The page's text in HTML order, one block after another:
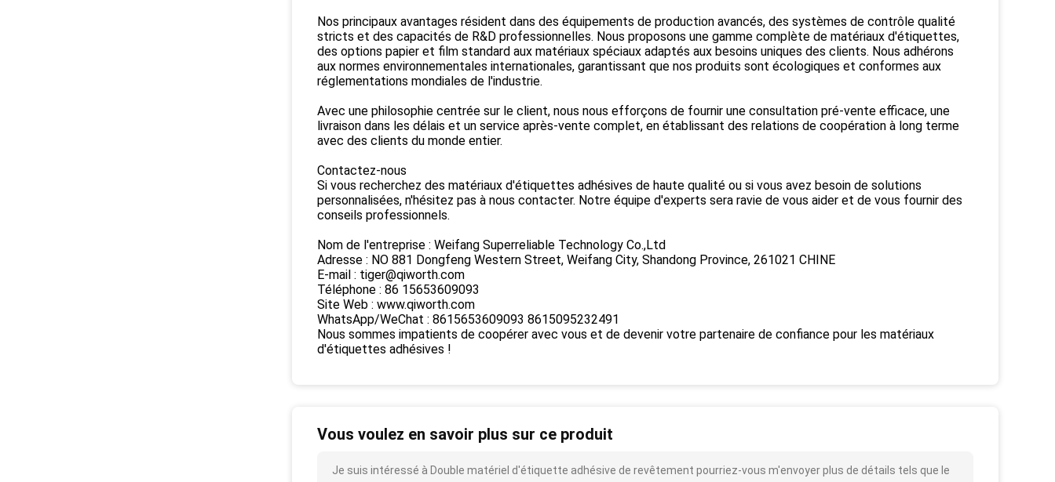
Nos principaux avantages résident dans des équipements de production avancés, des systèmes de contrôle qualité
stricts et des capacités de R&D professionnelles. Nous proposons une gamme complète de matériaux d'étiquettes,
des options papier et film standard aux matériaux spéciaux adaptés aux besoins uniques des clients. Nous adhérons
aux normes environnementales internationales, garantissant que nos produits sont écologiques et conformes aux
réglementations mondiales de l'industrie.
Avec une philosophie centrée sur le client, nous nous efforçons de fournir une consultation pré-vente efficace, une
livraison dans les délais et un service après-vente complet, en établissant des relations de coopération à long terme
avec des clients du monde entier.
Contactez-nous
Si vous recherchez des matériaux d'étiquettes adhésives de haute qualité ou si vous avez besoin de solutions
personnalisées, n'hésitez pas à nous contacter. Notre équipe d'experts sera ravie de vous aider et de vous fournir des
conseils professionnels.
Nom de l'entreprise : Weifang Superreliable Technology Co.,Ltd
Adresse : NO 881 Dongfeng Western Street, Weifang City, Shandong Province, 261021 CHINE
E-mail : tiger@qiworth.com
Téléphone : 86 15653609093
Site Web : www.qiworth.com
WhatsApp/WeChat : 8615653609093 8615095232491
Nous sommes impatients de coopérer avec vous et de devenir votre partenaire de confiance pour les matériaux
d'étiquettes adhésives !
Vous voulez en savoir plus sur ce produit
Je suis intéressé à Double matériel d'étiquette adhésive de revêtement pourriez-vous m'envoyer plus de détails tels que le